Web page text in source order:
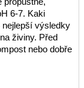
6-7. Kaki
výsledky
živiny. Před
nebo dobře